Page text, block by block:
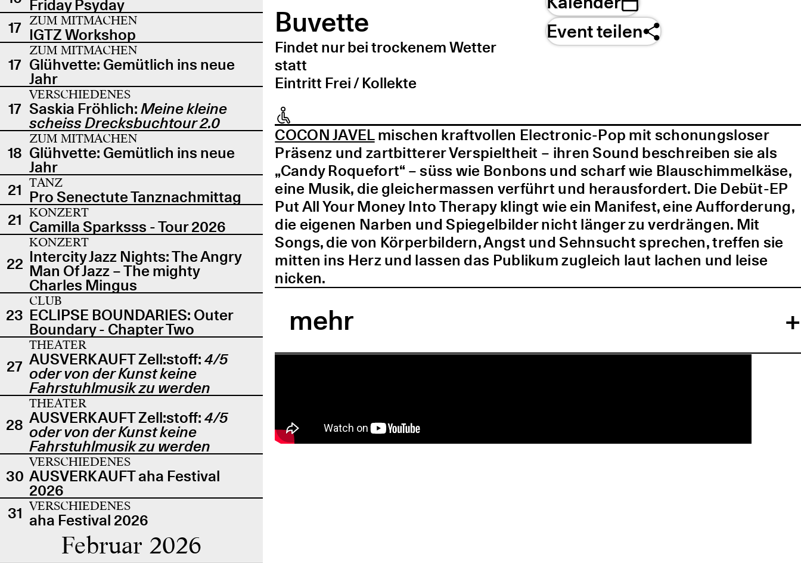
Friday Psyday
17 ZUM MITMACHEN
IGTZ Workshop
17
ZUM MITMACHEN
Glühvette: Gemütlich ins neue
Jahr
17
VERSCHIEDENES
Saskia Fröhlich: Meine kleine
scheiss Drecksbuchtour 2.0
18
ZUM MITMACHEN
Glühvette: Gemütlich ins neue
Jahr
21 TANZ
Pro Senectute Tanznachmittag
21 KONZERT
Camilla Sparksss - Tour 2026
22
KONZERT
Intercity Jazz Nights: The Angry
Man Of Jazz – The mighty
Charles Mingus
23
CLUB
ECLIPSE BOUNDARIES: Outer
Boundary - Chapter Two
27
THEATER
AUSVERKAUFT Zell:stoff: 4/5
oder von der Kunst keine
Fahrstuhlmusik zu werden
28
THEATER
AUSVERKAUFT Zell:stoff: 4/5
oder von der Kunst keine
Fahrstuhlmusik zu werden
30
VERSCHIEDENES
AUSVERKAUFT aha Festival
2026
31 VERSCHIEDENES
aha Festival 2026
Februar 2026
Buvette
Findet nur bei trockenem Wetter
statt
Eintritt Frei / Kollekte
Event teilen
COCON JAVELmischen kraftvollen Electronic-Pop mit schonungsloser
Präsenz und zartbitterer Verspieltheit – ihren Sound beschreiben sie als
„Candy Roquefort“ – süss wie Bonbons und scharf wie Blauschimmelkäse,
eine Musik, die gleichermassen verführt und herausfordert. Die Debüt-EP
Put All Your Money Into Therapy klingt wie ein Manifest, eine Aufforderung,
die eigenen Narben und Spiegelbilder nicht länger zu verdrängen. Mit
Songs, die von Körperbildern, Angst und Sehnsucht sprechen, treffen sie
mitten ins Herz und lassen das Publikum zugleich laut lachen und leise
nicken.
mehr